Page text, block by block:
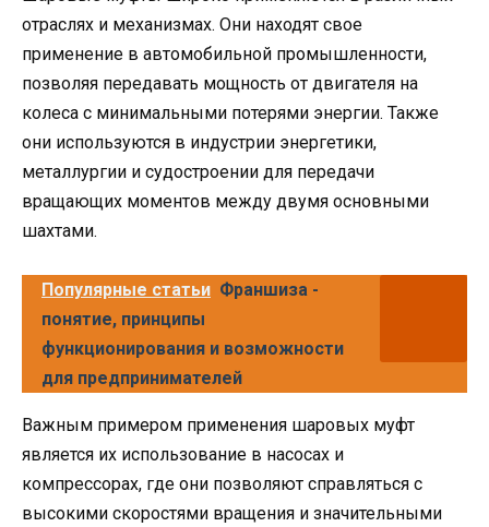
отраслях и механизмах. Они находят свое
применение в автомобильной промышленности,
позволяя передавать мощность от двигателя на
колеса с минимальными потерями энергии. Также
они используются в индустрии энергетики,
металлургии и судостроении для передачи
вращающих моментов между двумя основными
шахтами.
Популярные статьи Франшиза -
понятие, принципы
функционирования и возможности
для предпринимателей
Важным примером применения шаровых муфт
является их использование в насосах и
компрессорах, где они позволяют справляться с
высокими скоростями вращения и значительными